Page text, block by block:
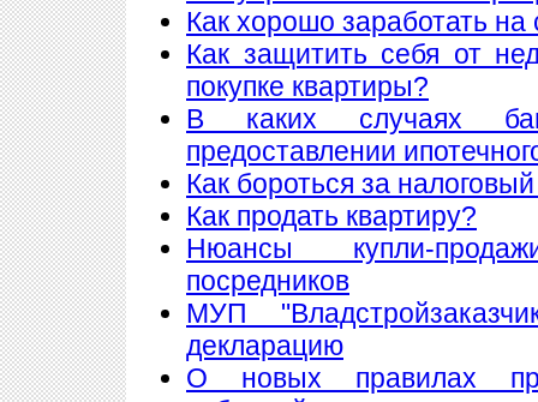
Как хорошо заработать
Как защитить себя от
покупке квартиры?
В каких случаях
предоставлении
Как бороться за
Как продать квартиру?
Нюансы купли-
посредников
МУП
декларацию
О новых правилах